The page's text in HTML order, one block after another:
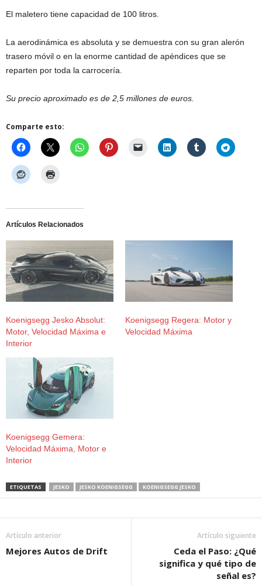
El maletero tiene capacidad de 100 litros.
La aerodinámica es absoluta y se demuestra con su gran alerón
trasero móvil o en la enorme cantidad de apéndices que se
reparten por toda la carrocería.
Su precio aproximado es de 2,5 millones de euros.
Comparte esto:
Artículos Relacionados
Koenigsegg Jesko Absolut:
Motor, Velocidad Máxima e
Interior
Koenigsegg Regera: Motor y
Velocidad Máxima
Koenigsegg Gemera:
Velocidad Máxima, Motor e
Interior
ETIQUETAS JESKO JESKO KOENIGSEGG KOENIGSEGG JESKO
Artículo anterior
Mejores Autos de Drift
Artículo siguiente
Ceda el Paso: ¿Qué
significa y qué tipo de
señal es?